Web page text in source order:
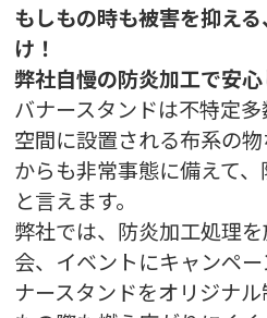
もしもの時も被害を抑え
け！
弊社自慢の防炎加工で安心
バナースタンドは不特定
空間に設置される布系の
からも非常事態に備えて
と言えます。
弊社では、防炎加工処理
会、イベントにキャンペ
ナースタンドをオリジナ